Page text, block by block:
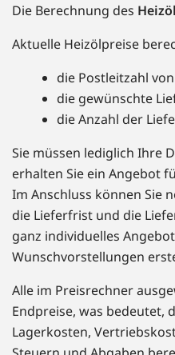
Die Berechnung des
Aktuelle Heizölpreise
die Postleitzahl
die gewünschte
die Anzahl der
Sie müssen lediglich Ihre
erhalten Sie ein Angebot
Im Anschluss können Sie
die Lieferfrist und die
ganz individuelles
Wunschvorstellungen
Alle im Preisrechner
Endpreise, was bedeutet,
Lagerkosten,